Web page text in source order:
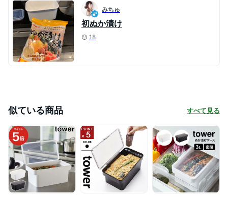
みちゅ
初ぬか漬け
18
似ている商品 すべて見る